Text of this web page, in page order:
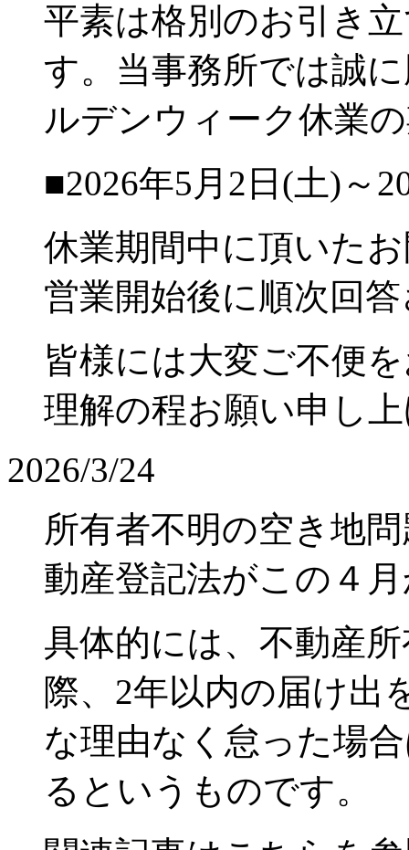
平素は格別のお引き
す。当事務所では誠
ルデンウィーク休業
■2026年5月2日(土)～
休業期間中に頂いた
営業開始後に順次回
皆様には大変ご不便
理解の程お願い申し
2026/3/24
所有者不明の空き地
動産登記法がこの４
具体的には、不動産
際、2年以内の届け出
な理由なく怠った場
るというものです。